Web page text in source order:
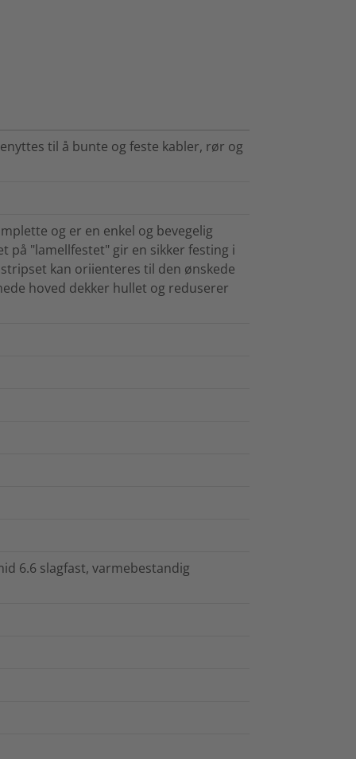
til å bunte og feste kabler, rør og
og er en enkel og bevegelig
på "lamellfestet" gir en sikker festing i
kan oriienteres til den ønskede
hoved dekker hullet og reduserer
6.6 slagfast, varmebestandig